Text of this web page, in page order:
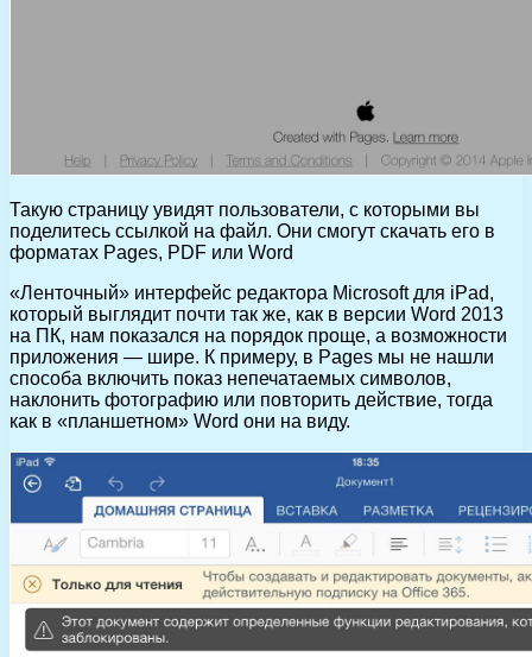
Такую страницу увидят пользователи, с которыми вы
поделитесь ссылкой на файл. Они смогут скачать его в
форматах Pages, PDF или Word
«Ленточный» интерфейс редактора Microsoft для iPad,
который выглядит почти так же, как в версии Word 2013
на ПК, нам показался на порядок проще, а возможности
приложения — шире. К примеру, в Pages мы не нашли
способа включить показ непечатаемых символов,
наклонить фотографию или повторить действие, тогда
как в «планшетном» Word они на виду.